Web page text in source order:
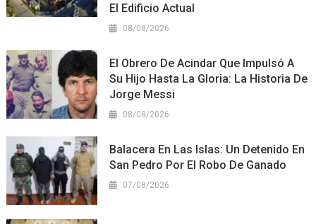
El Edificio Actual
08/08/2026
El Obrero De Acindar Que Impulsó A
Su Hijo Hasta La Gloria: La Historia De
Jorge Messi
08/08/2026
Balacera En Las Islas: Un Detenido En
San Pedro Por El Robo De Ganado
07/08/2026